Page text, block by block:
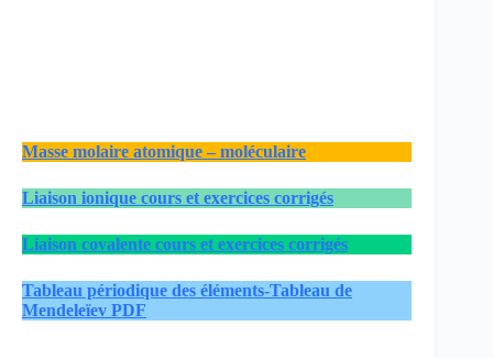
Masse molaire atomique – moléculaire
Liaison ionique cours et exercices corrigés
Liaison covalente cours et exercices corrigés
Tableau périodique des éléments-Tableau de
Mendeleïev PDF